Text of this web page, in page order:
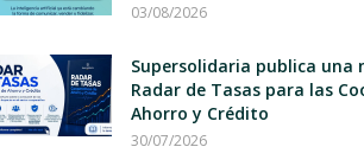
03/08/2026
Supersolidaria publica una
Radar de Tasas para las
Ahorro y Crédito
30/07/2026